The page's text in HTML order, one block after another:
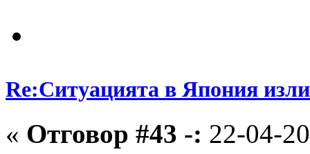
Re:Ситуацията в Япония
« Отговор #43 -: 22-04-